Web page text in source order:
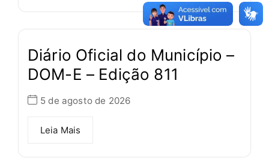
Diário Oficial do Município –
DOM-E – Edição 811
5 de agosto de 2026
Leia Mais